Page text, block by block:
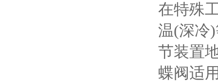
在特殊
温(深冷
节装置
蝶阀适